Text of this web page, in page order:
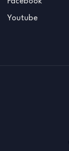
Youtube